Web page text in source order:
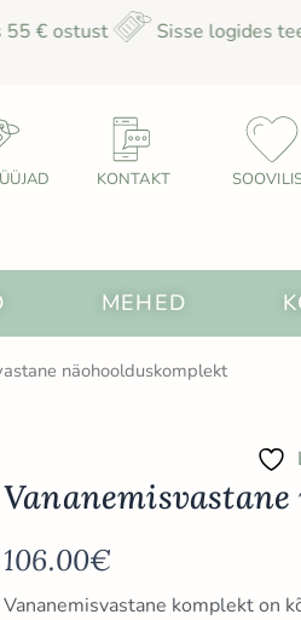
Sisse logides teenid 5%
KONTAKT
Open LapsedMEHED Open
näohoolduskomplekt
106.00€
Vananemisvastane komplekt on